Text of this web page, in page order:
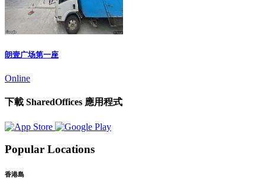
朗壹广场第一座
Online
下載 SharedOffices 應用程式
Popular Locations
香港島